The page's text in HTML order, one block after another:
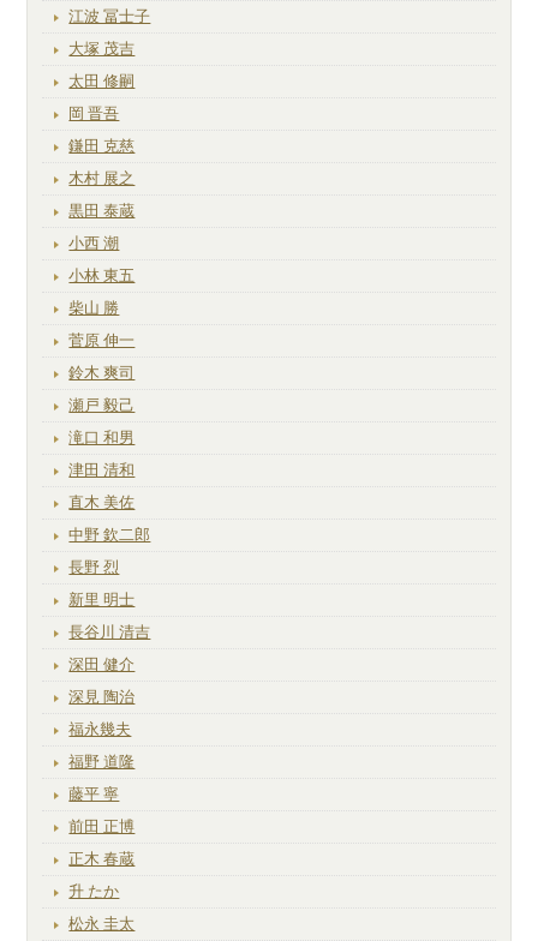
江波 冨士子
大塚 茂吉
太田 修嗣
岡 晋吾
鎌田 克慈
木村 展之
黒田 泰蔵
小西 潮
小林 東五
柴山 勝
菅原 伸一
鈴木 爽司
瀬戸 毅己
滝口 和男
津田 清和
直木 美佐
中野 欽二郎
長野 烈
新里 明士
長谷川 清吉
深田 健介
深見 陶治
福永幾夫
福野 道隆
藤平 寧
前田 正博
正木 春蔵
升 たか
松永 圭太